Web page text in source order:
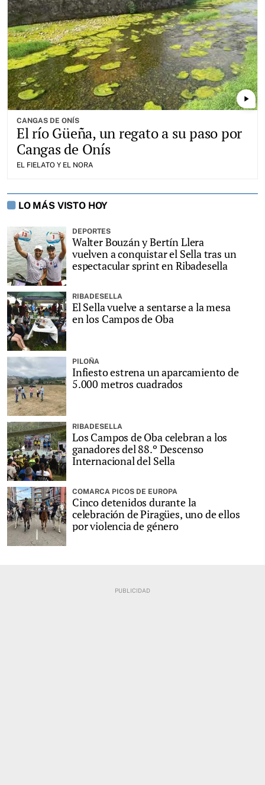
play_arrow
CANGAS DE ONÍS
El río Güeña, un regato a su paso por
Cangas de Onís
EL FIELATO Y EL NORA
LO MÁS VISTO HOY
DEPORTES
Walter Bouzán y Bertín Llera
vuelven a conquistar el Sella tras un
espectacular sprint en Ribadesella
RIBADESELLA
El Sella vuelve a sentarse a la mesa
en los Campos de Oba
PILOÑA
Infiesto estrena un aparcamiento de
5.000 metros cuadrados
RIBADESELLA
Los Campos de Oba celebran a los
ganadores del 88.º Descenso
Internacional del Sella
COMARCA PICOS DE EUROPA
Cinco detenidos durante la
celebración de Piragües, uno de ellos
por violencia de género